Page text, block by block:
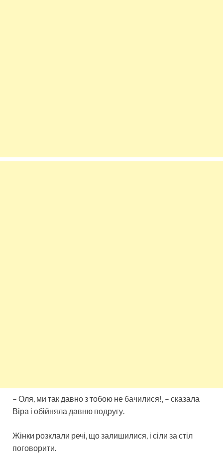
– Оля, ми так давно з тобою не бачилися!, – сказала
Віра і обійняла давню подругу.
Жінки розклали речі, що залишилися, і сіли за стіл
поговорити.